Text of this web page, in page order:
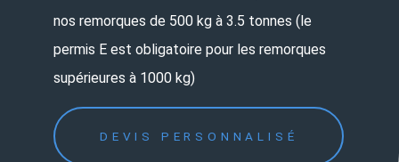
nos remorques de 500 kg à 3.5 tonnes (le
permis E est obligatoire pour les remorques
supérieures à 1000 kg)
DEVIS PERSONNALISÉ